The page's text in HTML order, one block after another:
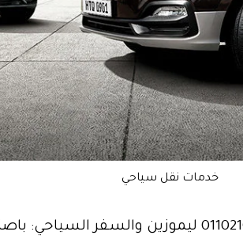
خدمات نقل سياحي
خدمات نقل سياحي 01102106655 ليموزين والسفر